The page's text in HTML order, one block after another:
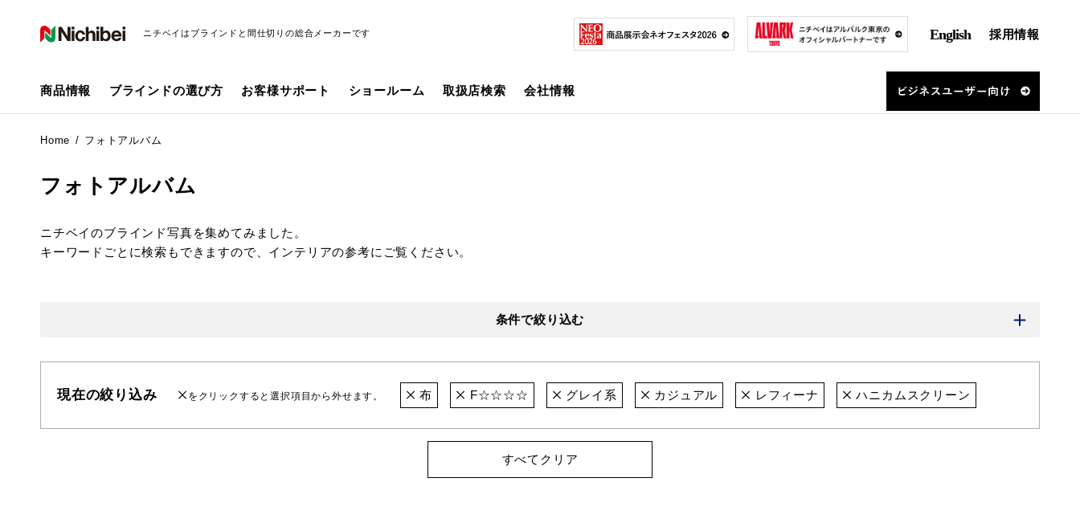
ニチベイはブラインドと間仕切りの総合メーカーです English 採用情報
商品情報 ブラインドの選び方 お客様サポート ショールーム 取扱店検索 会社情報
Home フォトアルバム
フォトアルバム
ニチベイのブラインド写真を集めてみました。
キーワードごとに検索もできますので、インテリアの参考にご覧ください。
条件で絞り込む
現在の絞り込み をクリックすると選択項目から外せます。 布 F☆☆☆☆ グレイ系 カジュアル レフィーナ ハニカムスクリーン
すべてクリア